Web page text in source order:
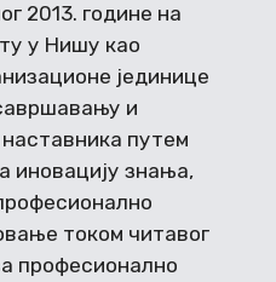
2013. године на
у Нишу као
јединице
и
путем
иновацију знања,
током читавог
професионално